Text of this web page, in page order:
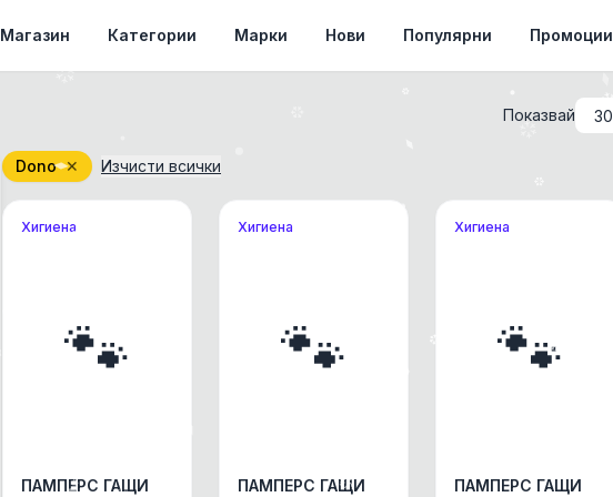
Магазин Категории Марки Нови Популярни Промоции
Показвай
Dono ✕ Изчисти всички
Хигиена
🐾
ПАМПЕРС ГАЩИ
Хигиена
🐾
ПАМПЕРС ГАЩИ
Хигиена
🐾
ПАМПЕРС ГАЩИ